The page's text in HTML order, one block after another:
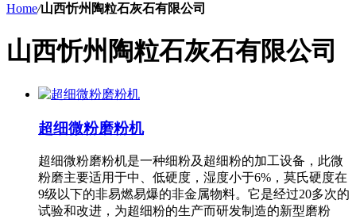
Home/山西忻州陶粒石灰石有限公司
山西忻州陶粒石灰石有限公司
超细微粉磨粉机
超细微粉磨粉机是一种细粉及超细粉的加工设备，此微
粉磨主要适用于中、低硬度，湿度小于6%，莫氏硬度在
9级以下的非易燃易爆的非金属物料。它是经过20多次的
试验和改进，为超细粉的生产而研发制造的新型磨粉